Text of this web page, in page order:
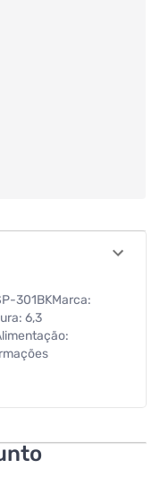
301BKMarca:
6,3
design moderno,
Técnicas:Cabo:
do ar: